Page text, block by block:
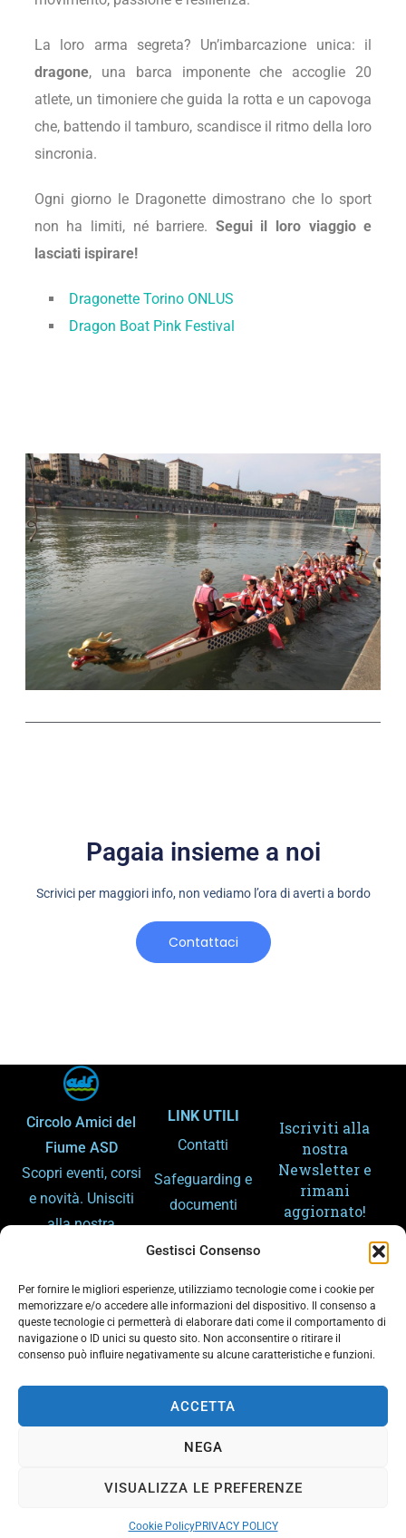
5x1000! Indica il C.F. 97501460014
Gestisci Consenso
Per fornire le migliori esperienze, utilizziamo tecnologie come i cookie per
memorizzare e/o accedere alle informazioni del dispositivo. Il consenso a
queste tecnologie ci permetterà di elaborare dati come il comportamento di
navigazione o ID unici su questo sito. Non acconsentire o ritirare il
consenso può influire negativamente su alcune caratteristiche e funzioni.
ACCETTA
NEGA
VISUALIZZA LE PREFERENZE
Cookie PolicyPRIVACY POLICY
La loro arma segreta? Un’imbarcazione unica: il
dragone, una barca imponente che accoglie 20
atlete, un timoniere che guida la rotta e un capovoga
che, battendo il tamburo, scandisce il ritmo della loro
sincronia.
Ogni giorno le Dragonette dimostrano che lo sport
non ha limiti, né barriere. Segui il loro viaggio e
lasciati ispirare!
Dragonette Torino ONLUS
Dragon Boat Pink Festival
Pagaia insieme a noi
Scrivici per maggiori info, non vediamo l’ora di averti a bordo
Contattaci
Circolo Amici del
Fiume ASD
Scopri eventi, corsi
e novità. Unisciti
alla nostra
passione per lo
sport e il fiume.
LINK UTILI
Contatti
Safeguarding e
documenti
Gemellaggi
Arpa – Meteo
Iscriviti alla
nostra
Newsletter e
rimani
aggiornato!
97501460014 |Privacy Policy|Credits